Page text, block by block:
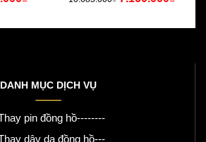
DANH MỤC DỊCH VỤ
pin đồng hồ--------
dây da đồng hồ---